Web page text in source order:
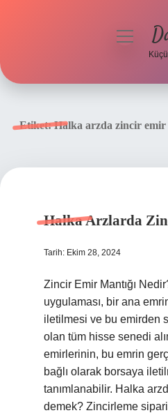
menüyü
Etiket:Halka arzda zincir emir
Halka Arzlarda
Tarih: Ekim 28, 2024
Zincir Emir Mantığı
uygulaması, bir ana
iletilmesi ve bu emirden
olan tüm hisse senedi
emirlerinin, bu emrin
bağlı olarak borsaya
tanımlanabilir. Halka
demek? Zincirleme